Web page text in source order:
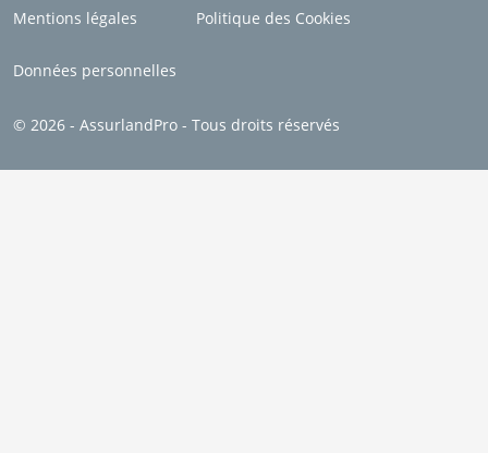
Mentions légales Politique des Cookies
Données personnelles
© 2026 - AssurlandPro - Tous droits réservés